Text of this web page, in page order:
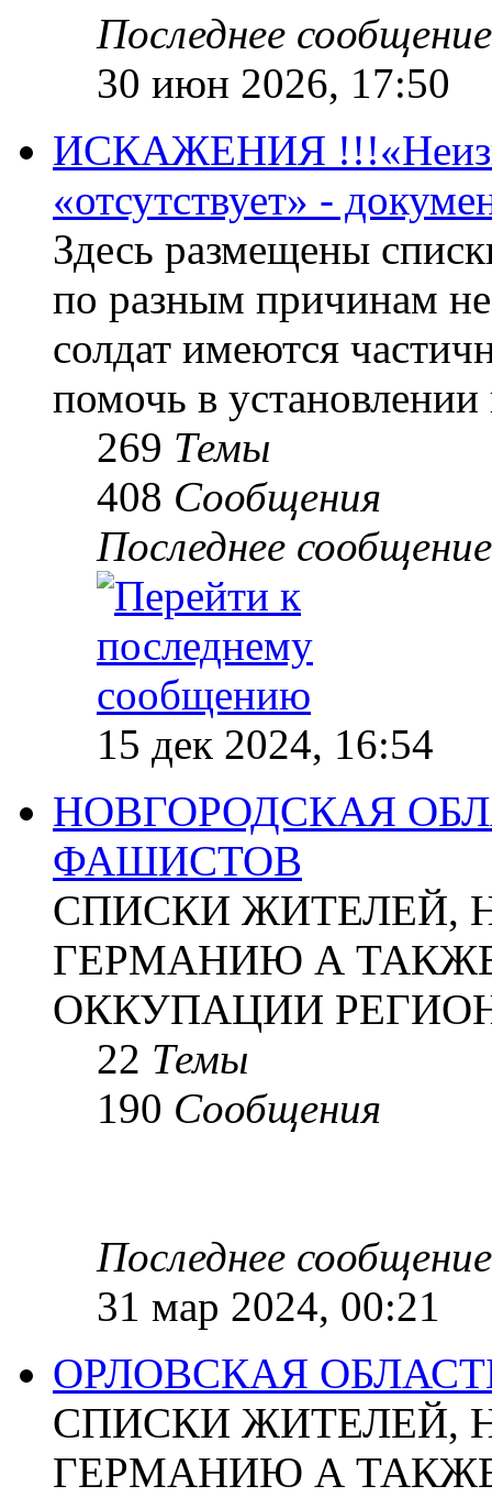
Последнее сообщение
30 июн 2026, 17:50
ИСКАЖЕНИЯ
«отсутствует» -
Здесь размещены
по разным причинам
солдат имеются
помочь в
269 Темы
408 Сообщения
Последнее сообщение
15 дек 2024, 16:54
НОВГОРОДСКАЯ
ФАШИСТОВ
СПИСКИ ЖИТЕЛЕЙ,
ГЕРМАНИЮ А
ОККУПАЦИИ
22 Темы
190 Сообщения
Последнее сообщение
31 мар 2024, 00:21
ОРЛОВСКАЯ
СПИСКИ ЖИТЕЛЕЙ,
ГЕРМАНИЮ А